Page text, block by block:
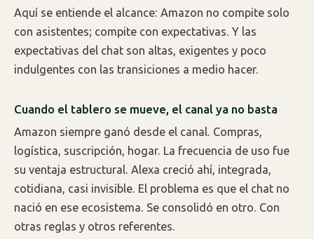
Aquí se entiende el alcance: Amazon no compite solo
con asistentes; compite con expectativas. Y las
expectativas del chat son altas, exigentes y poco
indulgentes con las transiciones a medio hacer.
Cuando el tablero se mueve, el canal ya no basta
Amazon siempre ganó desde el canal. Compras,
logística, suscripción, hogar. La frecuencia de uso fue
su ventaja estructural. Alexa creció ahí, integrada,
cotidiana, casi invisible. El problema es que el chat no
nació en ese ecosistema. Se consolidó en otro. Con
otras reglas y otros referentes.